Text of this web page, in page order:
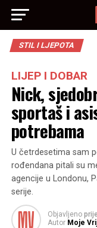
STIL I LJEPOTA
LIJEP I DOBAR
Nick,
sportaš i
potrebama
U četrdesetima sam
rođendana pitali su
agencije u Londonu,
serije.
Objavljeno
Autor Moje